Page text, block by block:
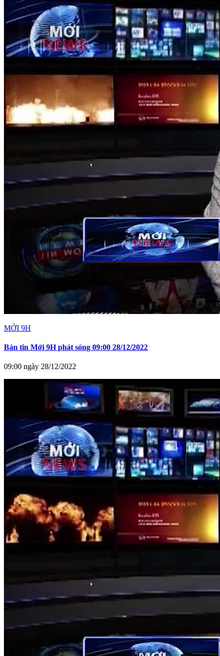
MỚI 9H
Bản tin Mới 9H phát sóng 09:00 28/12/2022
09:00 ngày 28/12/2022